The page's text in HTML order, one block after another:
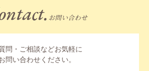
お問い合わせ
問・ご相談などお気軽に
問い合わせください。